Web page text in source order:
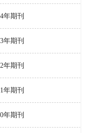
年期刊
年期刊
年期刊
年期刊
年期刊